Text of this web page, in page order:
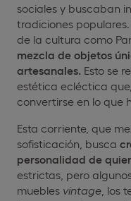
sociales y buscaban
tradiciones
de la cultura como
mezcla de objetos
artesanales. Esto se
estética ecléctica
convertirse en lo que
Esta corriente, que
sofisticación, busca
personalidad de
estrictas, pero
muebles vintage , los